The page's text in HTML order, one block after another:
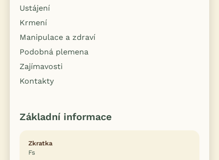
Ustájení
Krmení
Manipulace a zdraví
Podobná plemena
Zajímavosti
Kontakty
Základní informace
Zkratka
Fs